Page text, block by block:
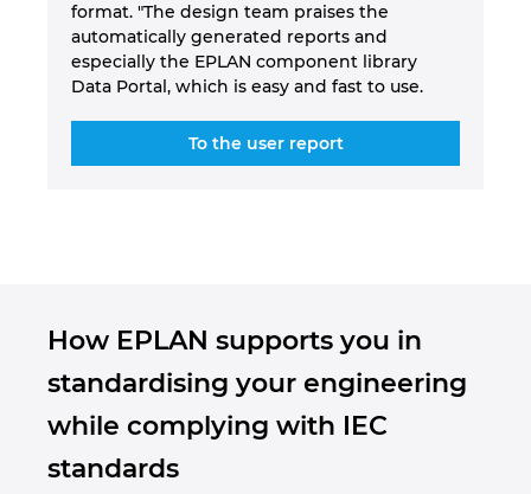
format. "The design team praises the
automatically generated reports and
especially the EPLAN component library
Data Portal, which is easy and fast to use.
To the user report
How EPLAN supports you in
standardising your engineering
while complying with IEC
standards